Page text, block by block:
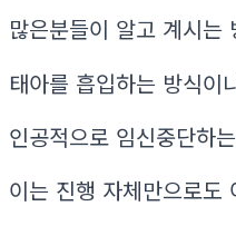
많은분들이 알고 계시는
태아를 흡입하는 방식이
인공적으로 임신중단하
이는 진행 자체만으로도